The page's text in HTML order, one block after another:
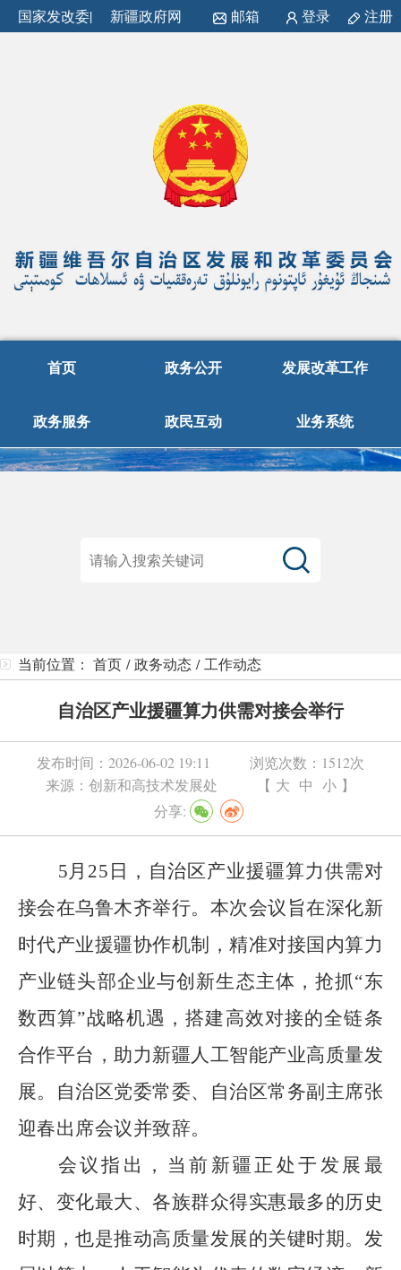
国家发改委| 新疆政府网 邮箱 登录 注册
首页 政务公开 发展改革工作
政务服务 政民互动 业务系统
当前位置： 首页 /政务动态 / 工作动态
自治区产业援疆算力供需对接会举行
发布时间： 2026-06-02 19:11 浏览次数： 1512次
来源： 创新和高技术发展处 【 大 中 小 】
分享:
5 月 25 日，自治区产业援疆算力供需对
接会在乌鲁木齐举行。本次会议旨在深化新
时代产业援疆协作机制，精准对接国内算力
产业链头部企业与创新生态主体，抢抓“东
数西算”战略机遇，搭建高效对接的全链条
合作平台，助力新疆人工智能产业高质量发
展。自治区党委常委、自治区常务副主席张
迎春出席会议并致辞。
会议指出，当前新疆正处于发展最
好、变化最大、各族群众得实惠最多的历史
时期，也是推动高质量发展的关键时期。发